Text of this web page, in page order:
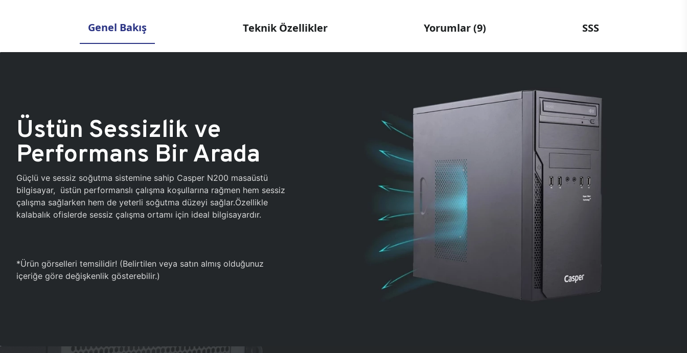
Genel Bakış Teknik Özellikler Yorumlar (9) SSS
Üstün Sessizlik ve
Performans Bir Arada
Güçlü ve sessiz soğutma sistemine sahip Casper N200 masaüstü
bilgisayar, üstün performanslı çalışma koşullarına rağmen hem sessiz
çalışma sağlarken hem de yeterli soğutma düzeyi sağlar.Özellikle
kalabalık ofislerde sessiz çalışma ortamı için ideal bilgisayardır.
*Ürün görselleri temsilidir! (Belirtilen veya satın almış olduğunuz
içeriğe göre değişkenlik gösterebilir.)